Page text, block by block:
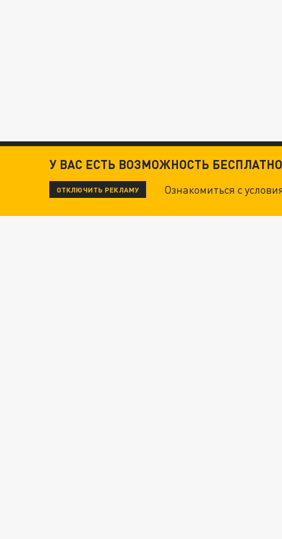
У ВАС ЕСТЬ ВОЗМОЖНОСТЬ
ОТКЛЮЧИТЬ РЕКЛАМУ Ознакомиться с